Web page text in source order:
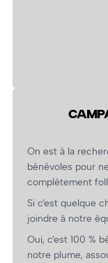
On est à la
bénévoles pour
complètement
Si c’est quelque
joindre à notre
Oui, c’est 100 %
notre plume,